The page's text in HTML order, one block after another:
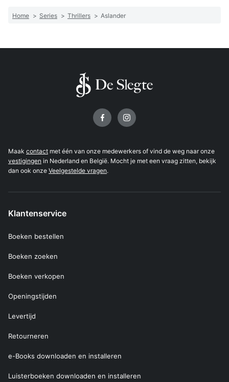
Home > Series > Thrillers > Aslander
Maak contact met één van onze medewerkers of vind de weg naar onze
vestigingen in Nederland en België. Mocht je met een vraag zitten, bekijk
dan ook onze Veelgestelde vragen.
Klantenservice
Boeken bestellen
Boeken zoeken
Boeken verkopen
Openingstijden
Levertijd
Retourneren
e-Books downloaden en installeren
Luisterboeken downloaden en installeren